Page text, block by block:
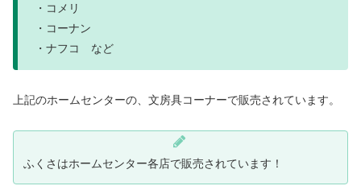
・コメリ
・コーナン
・ナフコ など
上記のホームセンターの、文房具コーナーで販売されています。
ふくさはホームセンター各店で販売されています！